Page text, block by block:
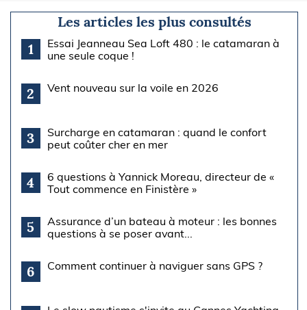
Les articles les plus consultés
1
Essai Jeanneau Sea Loft 480 : le catamaran à
une seule coque !
2 Vent nouveau sur la voile en 2026
3
Surcharge en catamaran : quand le confort
peut coûter cher en mer
4
6 questions à Yannick Moreau, directeur de «
Tout commence en Finistère »
5
Assurance d’un bateau à moteur : les bonnes
questions à se poser avant...
6 Comment continuer à naviguer sans GPS ?